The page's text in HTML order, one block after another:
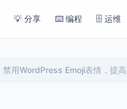
💡 分享 ⌨️ 编程 🗄️ 运维
禁用WordPress Emoji表情，提